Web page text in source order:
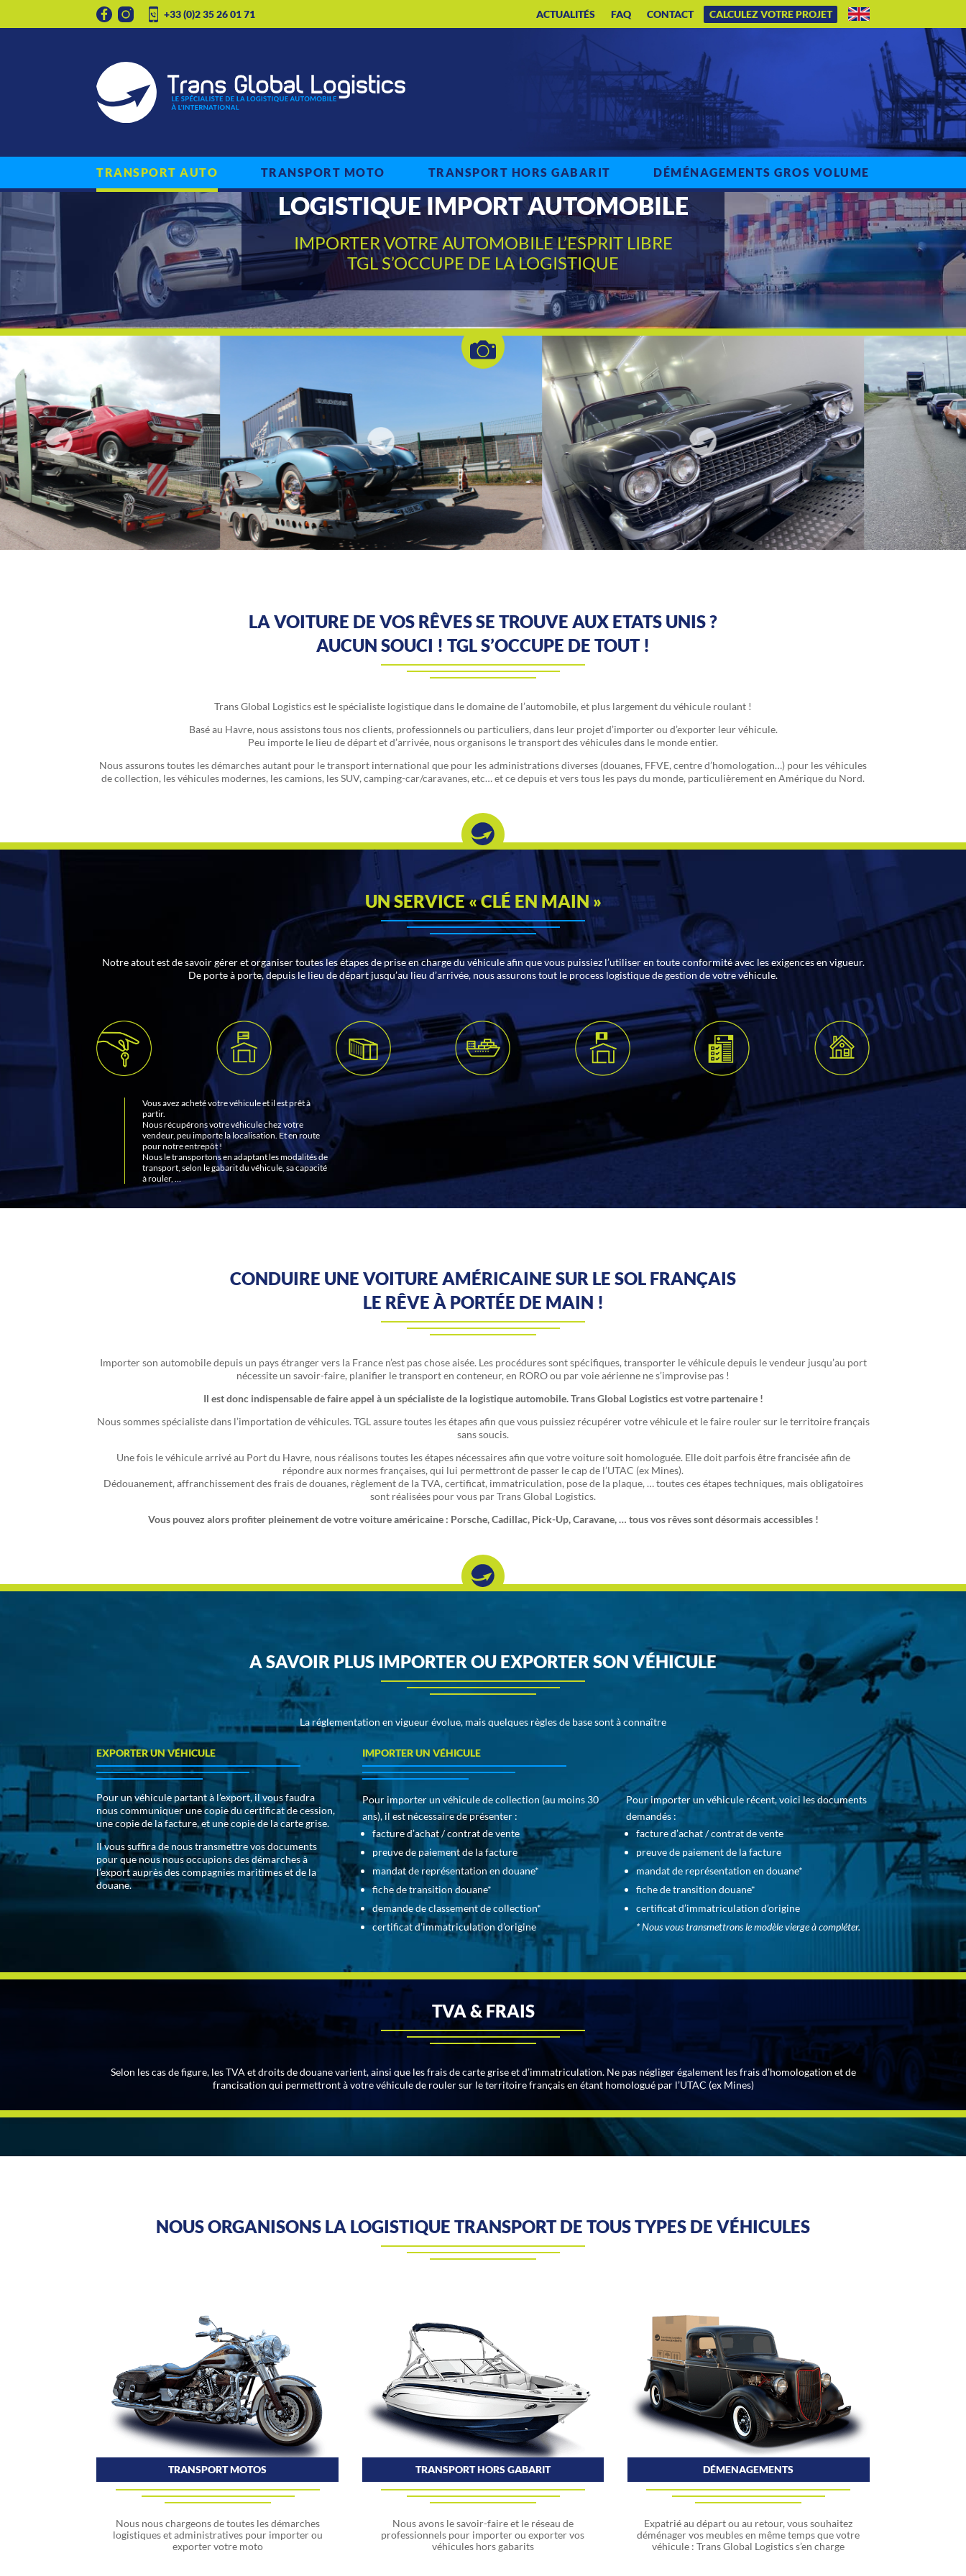
+33 (0)2 35 26 01 71 ACTUALITÉS FAQ CONTACT CALCULEZ VOTRE PROJET
TRANSPORT AUTO TRANSPORT MOTO TRANSPORT HORS GABARIT DÉMÉNAGEMENTS GROS VOLUME
LOGISTIQUE IMPORT AUTOMOBILE
IMPORTER VOTRE AUTOMOBILE L’ESPRIT LIBRE
TGL S’OCCUPE DE LA LOGISTIQUE
LA VOITURE DE VOS RÊVES SE TROUVE AUX ETATS UNIS ?
AUCUN SOUCI ! TGL S’OCCUPE DE TOUT !
Trans Global Logistics est le spécialiste logistique dans le domaine de l’automobile, et plus largement du véhicule roulant !
Basé au Havre, nous assistons tous nos clients, professionnels ou particuliers, dans leur projet d’importer ou d’exporter leur véhicule.
Peu importe le lieu de départ et d’arrivée, nous organisons le transport des véhicules dans le monde entier.
Nous assurons toutes les démarches autant pour le transport international que pour les administrations diverses (douanes, FFVE, centre d’homologation…) pour les véhicules
de collection, les véhicules modernes, les camions, les SUV, camping-car/caravanes, etc… et ce depuis et vers tous les pays du monde, particulièrement en Amérique du Nord.
UN SERVICE « CLÉ EN MAIN »
Notre atout est de savoir gérer et organiser toutes les étapes de prise en charge du véhicule afin que vous puissiez l’utiliser en toute conformité avec les exigences en vigueur.
De porte à porte, depuis le lieu de départ jusqu’au lieu d’arrivée, nous assurons tout le process logistique de gestion de votre véhicule.
Vous avez acheté votre véhicule et il est prêt à
partir.
Nous récupérons votre véhicule chez votre
vendeur, peu importe la localisation. Et en route
pour notre entrepôt !
Nous le transportons en adaptant les modalités de
transport, selon le gabarit du véhicule, sa capacité
à rouler, …
CONDUIRE UNE VOITURE AMÉRICAINE SUR LE SOL FRANÇAIS
LE RÊVE À PORTÉE DE MAIN !
Importer son automobile depuis un pays étranger vers la France n’est pas chose aisée. Les procédures sont spécifiques, transporter le véhicule depuis le vendeur jusqu’au port
nécessite un savoir-faire, planifier le transport en conteneur, en RORO ou par voie aérienne ne s’improvise pas !
Il est donc indispensable de faire appel à un spécialiste de la logistique automobile. Trans Global Logistics est votre partenaire !
Nous sommes spécialiste dans l’importation de véhicules. TGL assure toutes les étapes afin que vous puissiez récupérer votre véhicule et le faire rouler sur le territoire français
sans soucis.
Une fois le véhicule arrivé au Port du Havre, nous réalisons toutes les étapes nécessaires afin que votre voiture soit homologuée. Elle doit parfois être francisée afin de
répondre aux normes françaises, qui lui permettront de passer le cap de l’UTAC (ex Mines).
Dédouanement, affranchissement des frais de douanes, règlement de la TVA, certificat, immatriculation, pose de la plaque, … toutes ces étapes techniques, mais obligatoires
sont réalisées pour vous par Trans Global Logistics.
Vous pouvez alors profiter pleinement de votre voiture américaine : Porsche, Cadillac, Pick-Up, Caravane, … tous vos rêves sont désormais accessibles !
A SAVOIR PLUS IMPORTER OU EXPORTER SON VÉHICULE
La réglementation en vigueur évolue, mais quelques règles de base sont à connaître
EXPORTER UN VÉHICULE
Pour un véhicule partant à l’export, il vous faudra
nous communiquer une copie du certificat de cession,
une copie de la facture, et une copie de la carte grise.
Il vous suffira de nous transmettre vos documents
pour que nous nous occupions des démarches à
l’export auprès des compagnies maritimes et de la
douane.
IMPORTER UN VÉHICULE
Pour importer un véhicule de collection (au moins 30
ans), il est nécessaire de présenter :
facture d’achat / contrat de vente
preuve de paiement de la facture
mandat de représentation en douane*
fiche de transition douane*
demande de classement de collection*
certificat d’immatriculation d’origine
Pour importer un véhicule récent, voici les documents
demandés :
facture d’achat / contrat de vente
preuve de paiement de la facture
mandat de représentation en douane*
fiche de transition douane*
certificat d’immatriculation d’origine
* Nous vous transmettrons le modèle vierge à compléter.
TVA & FRAIS
Selon les cas de figure, les TVA et droits de douane varient, ainsi que les frais de carte grise et d’immatriculation. Ne pas négliger également les frais d’homologation et de
francisation qui permettront à votre véhicule de rouler sur le territoire français en étant homologué par l’UTAC (ex Mines)
NOUS ORGANISONS LA LOGISTIQUE TRANSPORT DE TOUS TYPES DE VÉHICULES
TRANSPORT MOTOS
Nous nous chargeons de toutes les démarches
logistiques et administratives pour importer ou
exporter votre moto
TRANSPORT HORS GABARIT
Nous avons le savoir-faire et le réseau de
professionnels pour importer ou exporter vos
véhicules hors gabarits
DÉMENAGEMENTS
Expatrié au départ ou au retour, vous souhaitez
déménager vos meubles en même temps que votre
véhicule : Trans Global Logistics s’en charge